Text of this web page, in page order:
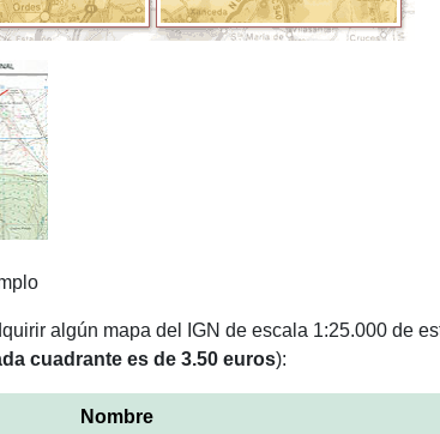
algún mapa del IGN de escala 1:25.000 de
cuadrante es de 3.50 euros):
Nombre